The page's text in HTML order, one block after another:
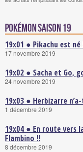
Pokémon saison 19
19x01 ● Pikachu est né
17 novembre 2019
19x02 ● Sacha et Go,
24 novembre 2019
19x03 ● Herbizarre
1 décembre 2019
19x04 ● En route vers
Flambino !!
8 décembre 2019